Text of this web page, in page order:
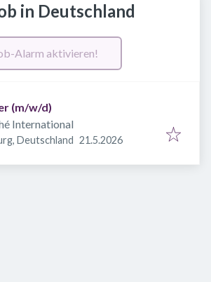
in Deutschland
Alarm aktivieren!
(m/w/d)
International
Deutschland Veröffentlicht
21.5.2026